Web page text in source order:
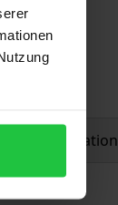
information